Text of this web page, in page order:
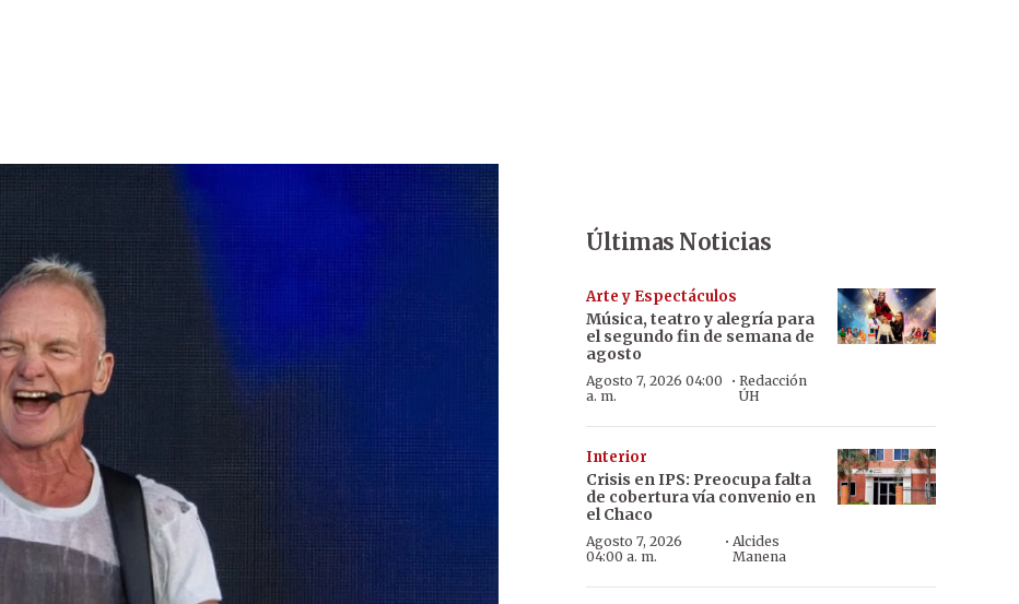
Últimas Noticias
Arte y Espectáculos
Música, teatro y alegría para
el segundo fin de semana de
agosto
Agosto 7, 2026 04:00
a. m.
· Redacción
ÚH
Interior
Crisis en IPS: Preocupa falta
de cobertura vía convenio en
el Chaco
Agosto 7, 2026
04:00 a. m.
·Alcides
Manena